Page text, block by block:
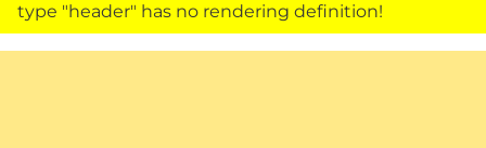
type "header" has no rendering definition!